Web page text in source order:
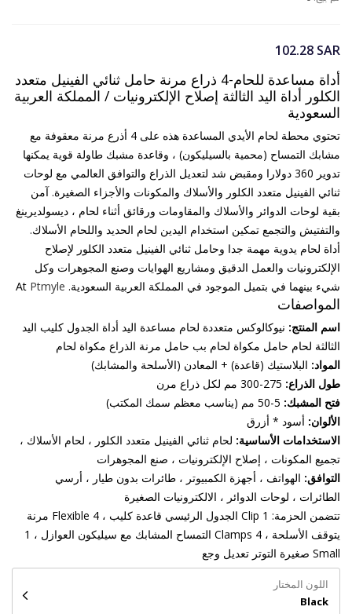
102.28 SAR
أداة مساعدة للحام-4 ذراع مرنة حامل ثنائي الفينيل متعدد
الكلور أداة اليد الثالثة إصلاح الإلكترونيات / المملكة العربية
السعودية
تحتوي محطة لحام الأيدي المساعدة هذه على 4 أذرع مرنة معقوفة مع
مشابك التمساح (محمية بالسيليكون) ، وقاعدة مشبك طاولة قوية يمكنها
تدوير 360 دولارا ومقبض شد لتعديل الذراع والتوافق العالمي مع لوحات
ثنائي الفينيل متعدد الكلور والأسلاك والمكونات والأجزاء الصغيرة. آمن
بقية لوحات الدوائر والأسلاك والمقاومات ورقائق أثناء لحام ، ديسولديرينغ
والتفتيش والتجمع تمكين استخدام اليدين لحام الحديد واللحام الأسلاك.
أداة لحام يدوية مهمة جدا وحامل ثنائي الفينيل متعدد الكلور لإصلاح
الإلكترونيات والعمل الدقيق ومشاريع الهوايات وصنع المجوهرات وكل
شيء بينهما في بتميل الموجود في المملكة العربية السعودية. At Ptmyle
المواصفات
اسم المنتج: نيوكالوكس متعددة لحام مساعدة اليد أداة الجدول كليب اليد
الثالثة لحام حامل مكواة لحام بب حامل مرنة الذراع مكواة لحام
المواد: البلاستيك (قاعدة) + المعادن (الأسلحة والمشابك)
طول الذراع:
فتح المشبك:
الألوان: أسود * أزرق
الاستخدامات الأساسية: لحام ثنائي الفينيل متعدد الكلور ، لحام الأسلاك ،
تجميع المكونات ، إصلاح الإلكترونيات ، صنع المجوهرات
التوافق: الهواتف ، أجهزة الكمبيوتر ، طائرات بدون طيار ، أرسي
الطائرات ، لوحات الدوائر ، الالكترونيات الصغيرة
تتضمن الحزمة: 1 Clip الجدول الرئيسي قاعدة كليب ، 4 Flexible مرنة
يتوقف الأسلحة ، 4 Clamps التمساح المشابك مع سيليكون العوازل ، 1
Small صغيرة التوتر تعديل وجع
اللون المختار
Black